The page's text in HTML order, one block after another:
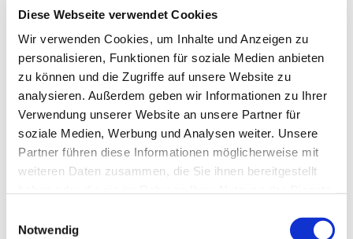
Diese Webseite verwendet Cookies
Wir verwenden Cookies, um Inhalte und Anzeigen zu
personalisieren, Funktionen für soziale Medien anbieten
zu können und die Zugriffe auf unsere Website zu
analysieren. Außerdem geben wir Informationen zu Ihrer
Verwendung unserer Website an unsere Partner für
soziale Medien, Werbung und Analysen weiter. Unsere
Partner führen diese Informationen möglicherweise mit
weiteren Daten zusammen, die Sie ihnen bereitgestellt
Notwendig
39, 15827 Blankenfelde-Mahlow